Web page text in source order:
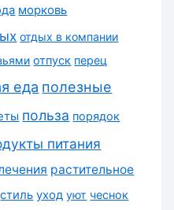
морковь
отдых в компании
отпуск перец
еда полезные
польза порядок
питания
растительное
стиль уход уют чеснок